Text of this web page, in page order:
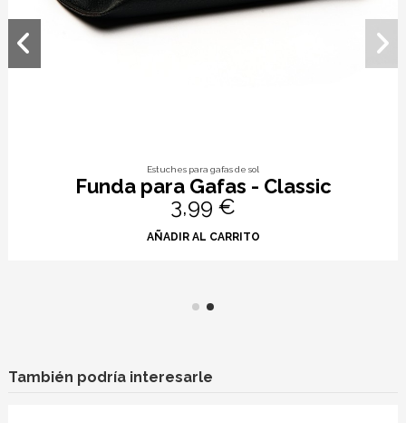
Estuches para gafas de sol
Funda para Gafas - Classic
3,99 €
AÑADIR AL CARRITO
También podría interesarle